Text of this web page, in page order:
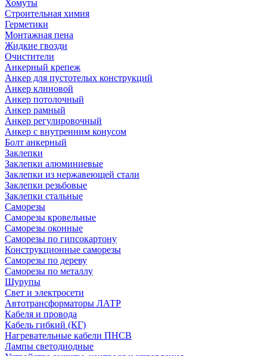
Хомуты
Строительная химия
Герметики
Монтажная пена
Жидкие гвозди
Очистители
Анкерный крепеж
Анкер для пустотелых конструкций
Анкер клиновой
Анкер потолочный
Анкер рамный
Анкер регулировочный
Анкер с внутренним конусом
Болт анкерный
Заклепки
Заклепки алюминиевые
Заклепки из нержавеющей стали
Заклепки резьбовые
Заклепки стальные
Саморезы
Саморезы кровельные
Саморезы оконные
Саморезы по гипсокартону
Конструкционные саморезы
Саморезы по дереву
Саморезы по металлу
Шурупы
Свет и электросети
Автотрансформаторы ЛАТР
Кабеля и провода
Кабель гибкий (КГ)
Нагревательные кабели ПНСВ
Лампы светодиодные